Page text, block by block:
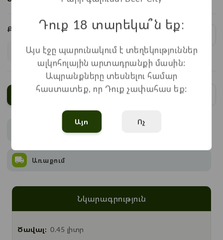
Քանակ:
2.250
Ավելացնել
Վճարում
Առաքում
Նկարագրություն
Ծավալ: 0.45 լիտր
Դուք 18 տարեկա՞ն եք։
Այս էջը պարունակում է տեղեկություններ
ալկոհոլային արտադրանքի մասին:
Ապրանքները տեսնելու համար
հաստատեք, որ Դուք չափահաս եք:
Այո Ոչ